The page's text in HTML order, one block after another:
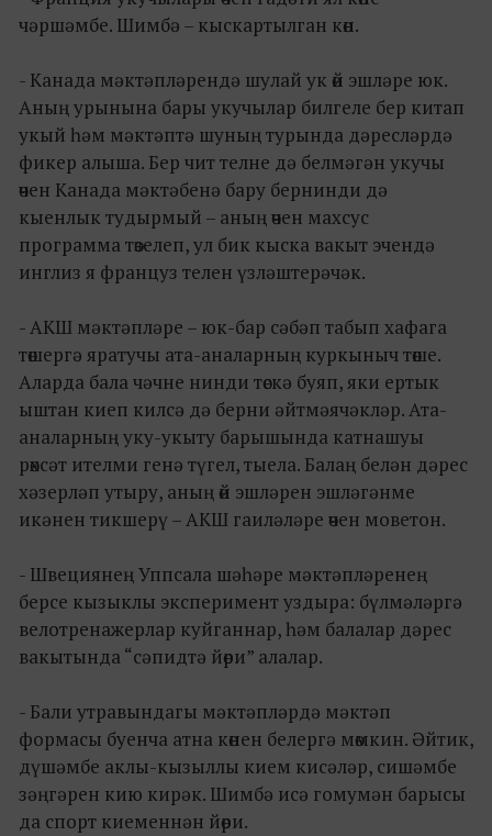
чәршәмбе. Шимбә – кыскартылган көн.
- Канада мәктәпләрендә шулай ук өй эшләре юк.
Аның урынына бары укучылар билгеле бер китап
укый һәм мәктәптә шуның турында дәресләрдә
фикер алыша. Бер чит телне дә белмәгән укучы
өчен Канада мәктәбенә бару бернинди дә
кыенлык тудырмый – аның өчен махсус
программа төзелеп, ул бик кыска вакыт эчендә
инглиз я француз телен үзләштерәчәк.
- АКШ мәктәпләре – юк-бар сәбәп табып хафага
төшергә яратучы ата-аналарның куркыныч төше.
Аларда бала чәчне нинди төскә буяп, яки ертык
ыштан киеп килсә дә берни әйтмәячәкләр. Ата-
аналарның уку-укыту барышында катнашуы
рөхсәт ителми генә түгел, тыела. Балаң белән дәрес
хәзерләп утыру, аның өй эшләрен эшләгәнме
икәнен тикшерү – АКШ гаиләләре өчен моветон.
- Швециянең Уппсала шәһәре мәктәпләренең
берсе кызыклы эксперимент уздыра: бүлмәләргә
велотренажерлар куйганнар, һәм балалар дәрес
вакытында “сәпидтә йөри” алалар.
- Бали утравындагы мәктәпләрдә мәктәп
формасы буенча атна көнен белергә мөмкин. Әйтик,
дүшәмбе аклы-кызыллы кием кисәләр, сишәмбе
зәңгәрен кию кирәк. Шимбә исә гомумән барысы
да спорт киеменнән йөри.